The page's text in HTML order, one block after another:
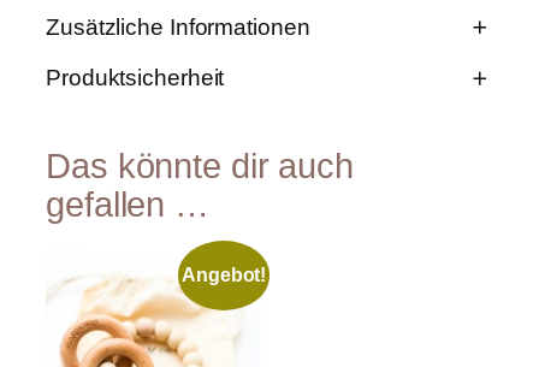
e
e
Zusätzliche Informationen
e
n
c
h
a
t
e
Monate
Produktsicherheit
Das könnte dir auch
gefallen …
Angebot!